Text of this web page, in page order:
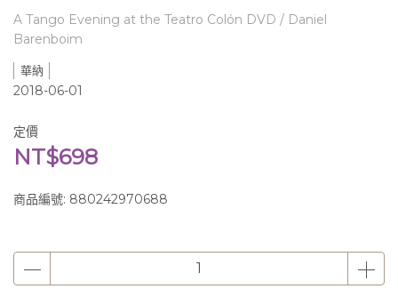
A Tango Evening at the Teatro Colón DVD / Daniel
Barenboim
華納
2018-06-01
定價
NT$698
商品編號: 880242970688